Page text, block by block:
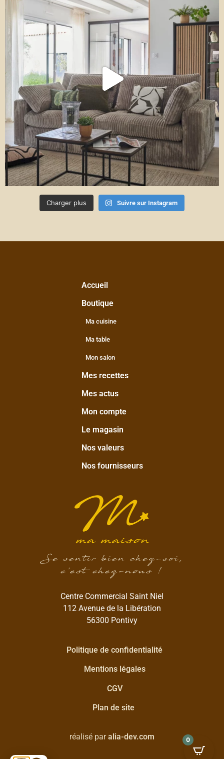
Charger plus Suivre sur Instagram
Accueil
Boutique
Ma cuisine
Ma table
Mon salon
Mes recettes
Mes actus
Mon compte
Le magasin
Nos valeurs
Nos fournisseurs
Se sentir bien chez-soi,
c’est chez-nous !
Centre Commercial Saint Niel
112 Avenue de la Libération
56300 Pontivy
Politique de confidentialité
Mentions légales
CGV
Plan de site
réalisé paralia-dev.com 0